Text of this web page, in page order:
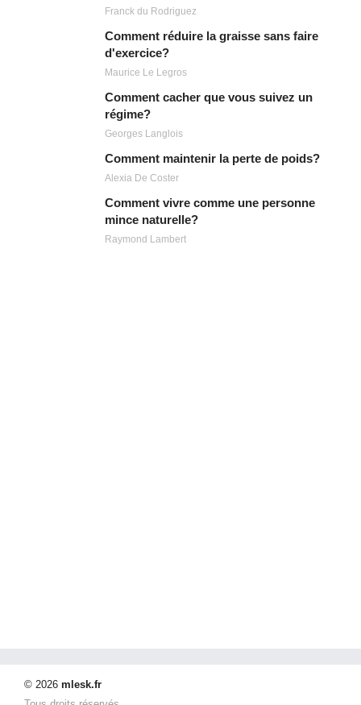
Franck du Rodriguez
Comment réduire la graisse sans faire
d'exercice?
Maurice Le Legros
Comment cacher que vous suivez un
régime?
Georges Langlois
Comment maintenir la perte de poids?
Alexia De Coster
Comment vivre comme une personne
mince naturelle?
Raymond Lambert
© 2026 mlesk.fr